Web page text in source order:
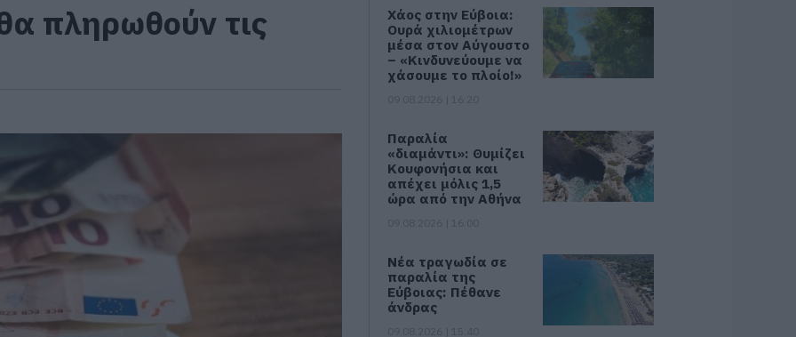
πληρωθούν τις
Χάος στην Εύβοια:
Ουρά χιλιομέτρων
μέσα στον Αύγουστο
– «Κινδυνεύουμε να
χάσουμε το πλοίο!»
Παραλία
«διαμάντι»: Θυμίζει
Κουφονήσια και
απέχει μόλις 1,5
ώρα από την Αθήνα
Νέα τραγωδία σε
παραλία της
Εύβοιας: Πέθανε
άνδρας